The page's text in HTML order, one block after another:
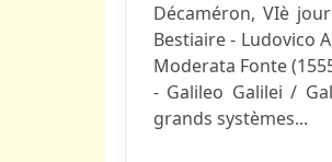
Décaméron, VIè
Bestiaire - Ludovico
Moderata Fonte
- Galileo Galilei /
grands systèmes...